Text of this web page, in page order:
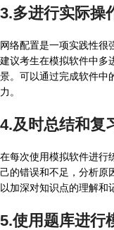
3.多进行实际操
网络配置是一项实践性很
建议考生在模拟软件中多
景。可以通过完成软件中
力。
4.及时总结和复
在每次使用模拟软件进行
己的错误和不足，分析原
以加深对知识点的理解和
5.使用题库进行